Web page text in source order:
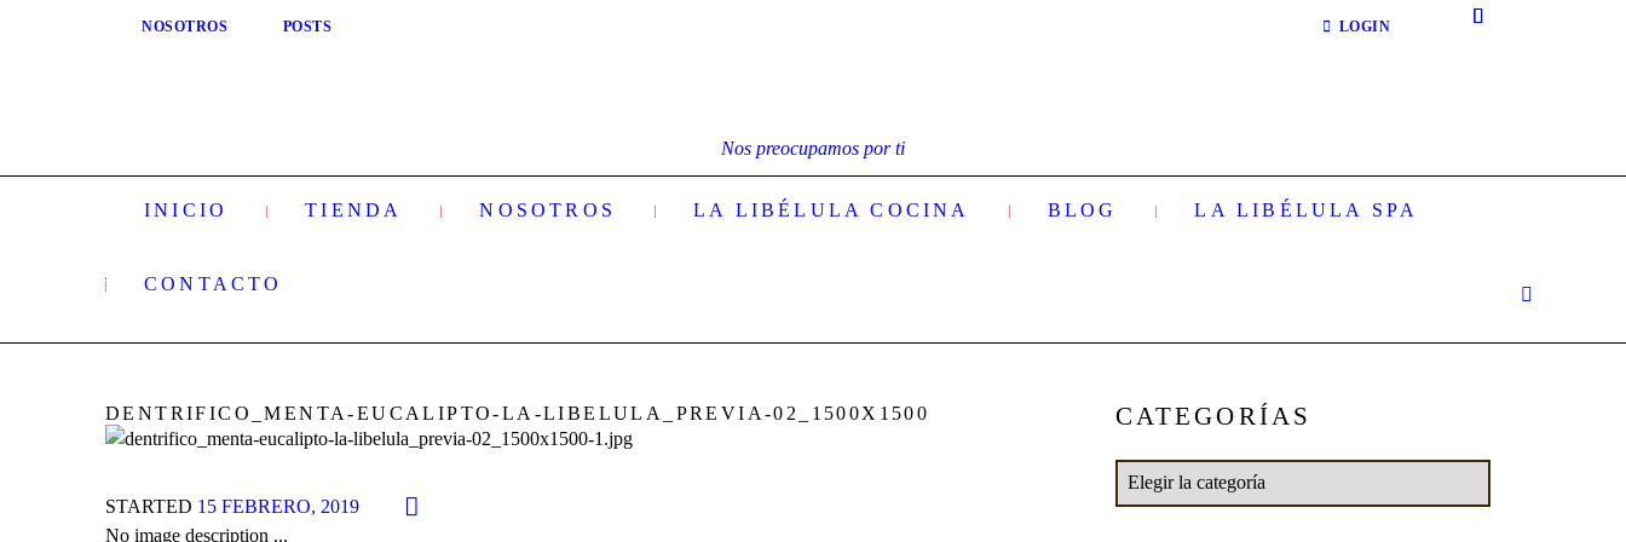
NOSOTROS POSTS LOGIN
Nos preocupamos por ti
INICIO TIENDA NOSOTROS LA LIBÉLULA COCINA BLOG LA LIBÉLULA SPA
CONTACTO
DENTRIFICO_MENTA-EUCALIPTO-LA-LIBELULA_PREVIA-02_1500X1500
Next item
STARTED 15 FEBRERO, 2019
No image description ...
CATEGORÍAS
Categorías